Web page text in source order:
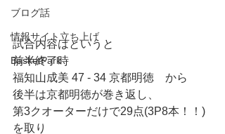
ブログ話
情報サイト立ち上げ
BasketPark
試合内容はというと
前半終了時
福知山成美 47 - 34 京都明徳　から
後半は京都明徳が巻き返し、
第3クオーターだけで29点(3P8本！！)
を取り